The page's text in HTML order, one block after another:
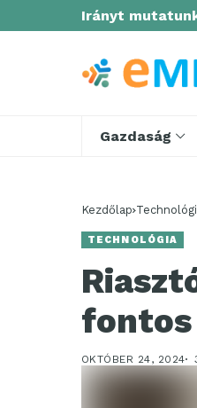
Irányt
Gazdaság
Kezdőlap
TECHNOLÓGIA
fontos
OKTÓBER 24, 2024